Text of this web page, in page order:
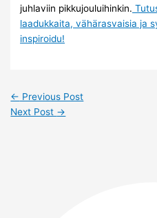
juhlaviin pikkujouluihinkin.
laadukkaita, vähärasvaisia ja
inspiroidu!
← Previous Post
Next Post →